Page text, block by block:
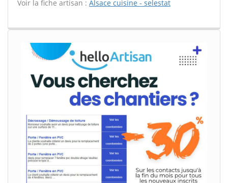
Voir la fiche artisan : Alsace cuisine - selestat